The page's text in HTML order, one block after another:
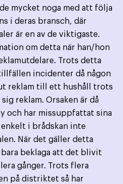
mycket noga med att följa
i deras bransch, där
är en av de viktigaste.
om detta när han/hon
Trots detta
incidenter då någon
reklam till ett hushåll trots
reklam. Orsaken är då
och har missuppfattat sina
i brådskan inte
När det gäller detta
beklaga att det blivit
gånger. Trots flera
på distriktet så har